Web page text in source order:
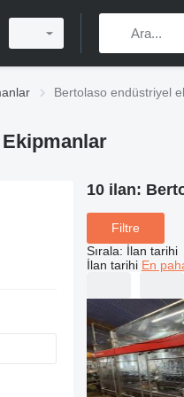
Bertolaso endüstriyel
10 ilan:
Filtre
Sırala: İlan tarihi
İlan tarihi En